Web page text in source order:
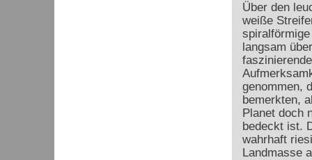
Über den
weiße
langsam
genommen,
bemerkten,
Planet doch
bedeckt ist.
wahrhaft
Landmasse